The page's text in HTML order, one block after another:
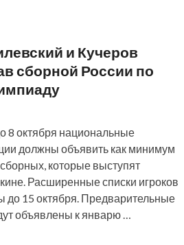
и Кучеров
сборной России по
8 октября национальные
должны объявить как минимум
которые выступят
Расширенные списки игроков
до 15 октября. Предварительные
объявлены к январю …